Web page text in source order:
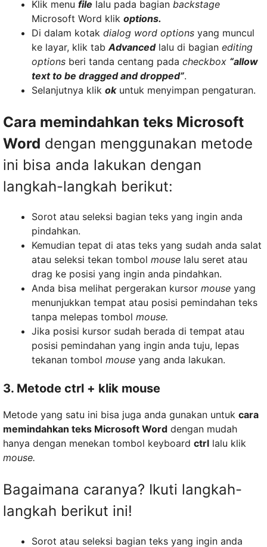
Klik menu file lalu pada bagian backstage
Microsoft Word klik options.
Di dalam kotak dialog word options yang muncul
ke layar, klik tab Advancedlalu di bagian editing
options beri tanda centang pada checkbox “allow
text to be dragged and dropped”.
Selanjutnya klik okuntuk menyimpan pengaturan.
Cara memindahkan teks Microsoft
Word dengan menggunakan metode
ini bisa anda lakukan dengan
langkah-langkah berikut:
Sorot atau seleksi bagian teks yang ingin anda
pindahkan.
Kemudian tepat di atas teks yang sudah anda salat
atau seleksi tekan tombol mouse lalu seret atau
drag ke posisi yang ingin anda pindahkan.
Anda bisa melihat pergerakan kursor mouse yang
menunjukkan tempat atau posisi pemindahan teks
tanpa melepas tombol mouse.
Jika posisi kursor sudah berada di tempat atau
posisi pemindahan yang ingin anda tuju, lepas
tekanan tombol mouse yang anda lakukan.
3. Metode ctrl + klik mouse
Metode yang satu ini bisa juga anda gunakan untuk cara
memindahkan teks Microsoft Word dengan mudah
hanya dengan menekan tombol keyboard ctrl lalu klik
mouse.
Bagaimana caranya? Ikuti langkah-
langkah berikut ini!
Sorot atau seleksi bagian teks yang ingin anda